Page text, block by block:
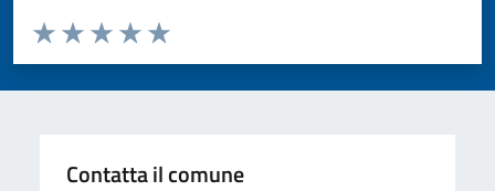
Valuta da 1 a 5 stelle la pagina
Valuta 5 stelle su 5
Valuta 4 stelle su 5
Valuta 3 stelle su 5
Valuta 2 stelle su 5
Valuta 1 stelle su 5
Contatta il comune